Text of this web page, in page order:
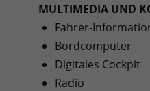
MULTIMEDIA UND
Fahrer-
Bordcomputer
Digitales Cockpit
Radio